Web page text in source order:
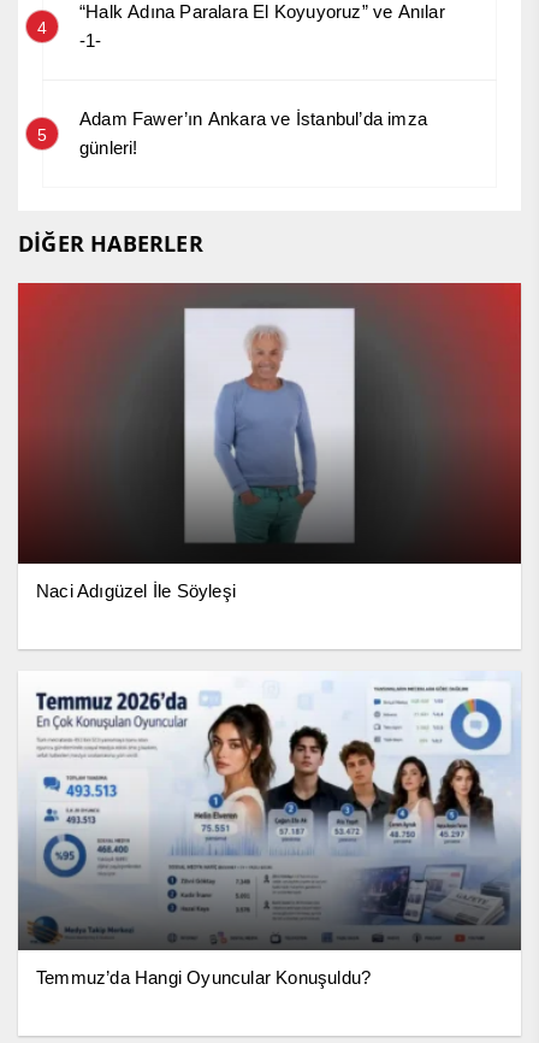
4
“Halk Adına Paralara El Koyuyoruz” ve Anılar
-1-
5
Adam Fawer’ın Ankara ve İstanbul’da imza
günleri!
DİĞER HABERLER
Naci Adıgüzel İle Söyleşi
Temmuz’da Hangi Oyuncular Konuşuldu?